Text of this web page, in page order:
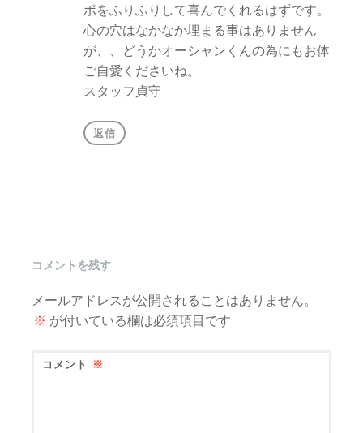
ポをふりふりして喜んでくれるはずです。
心の穴はなかなか埋まる事はありません
が、、どうかオーシャンくんの為にもお体
ご自愛くださいね。
スタッフ貞守
返信
コメントを残す
メールアドレスが公開されることはありません。
※ が付いている欄は必須項目です
コメント ※